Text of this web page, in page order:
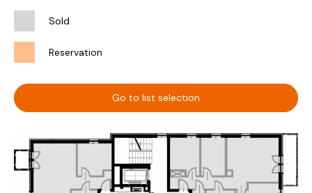
Sold
Reservation
Go to list selection